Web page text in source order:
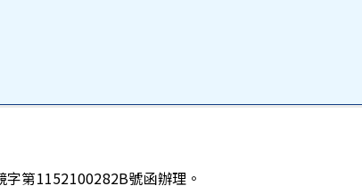
第1152100282B號函辦理。